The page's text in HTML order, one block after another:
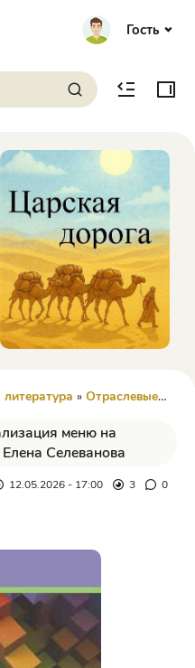
Гость
» Отраслевые издания
меню на
Селеванова
12.05.2026 - 17:00 3 0